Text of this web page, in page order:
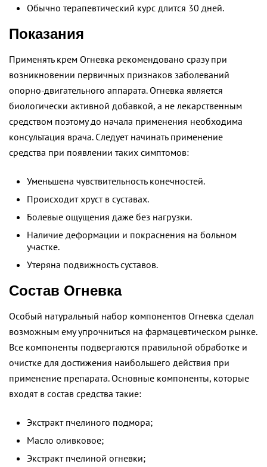
Обычно терапевтический курс длится 30 дней.
Показания
Применять крем Огневка рекомендовано сразу при
возникновении первичных признаков заболеваний
опорно-двигательного аппарата. Огневка является
биологически активной добавкой, а не лекарственным
средством поэтому до начала применения необходима
консультация врача. Следует начинать применение
средства при появлении таких симптомов:
Уменьшена чувствительность конечностей.
Происходит хруст в суставах.
Болевые ощущения даже без нагрузки.
Наличие деформации и покраснения на больном
участке.
Утеряна подвижность суставов.
Состав Огневка
Особый натуральный набор компонентов Огневка сделал
возможным ему упрочниться на фармацевтическом рынке.
Все компоненты подвергаются правильной обработке и
очистке для достижения наибольшего действия при
применение препарата. Основные компоненты, которые
входят в состав средства такие:
Экстракт пчелиного подмора;
Масло оливковое;
Экстракт пчелиной огневки;